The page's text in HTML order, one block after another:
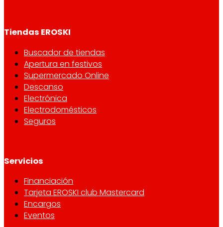
Tiendas EROSKI
Buscador de tiendas
Apertura en festivos
Supermercado Online
Descanso
Electrónica
Electrodomésticos
Seguros
Servicios
Financiación
Tarjeta EROSKI club Mastercard
Encargos
Eventos